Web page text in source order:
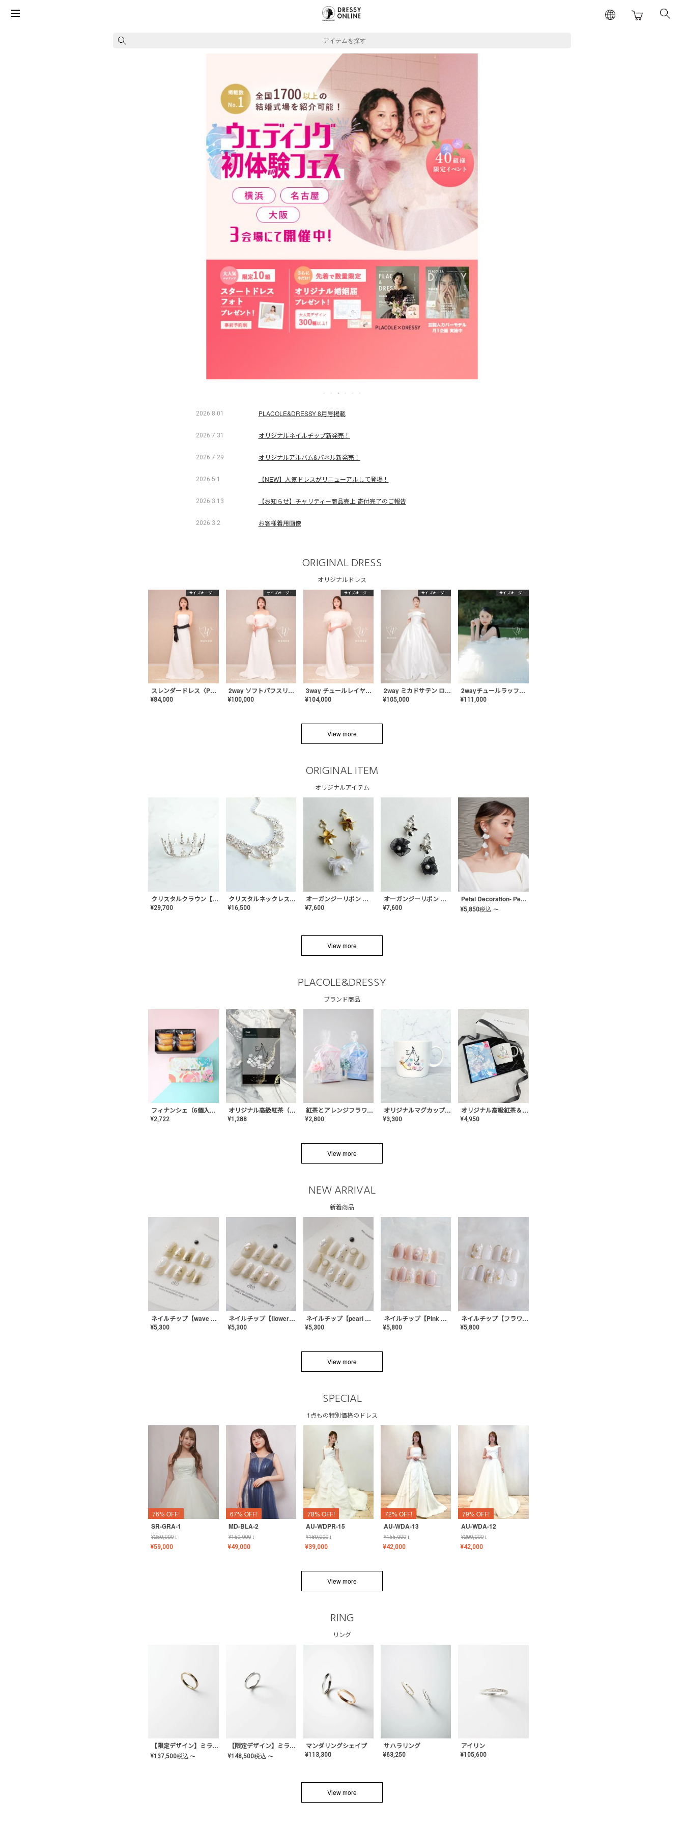
アイテムを探す
2026.8.01 PLACOLE&DRESSY 8月号掲載
2026.7.31 オリジナルネイルチップ新発売！
2026.7.29 オリジナルアルバム&パネル新発売！
2026.5.1 【NEW】人気ドレスがリニューアルして登場！
2026.3.13 【お知らせ】チャリティー商品売上 寄付完了のご報告
2026.3.2 お客様着用画像
ORIGINAL DRESS
オリジナルドレス
サイズオーダー
スレンダードレス〈PD-WDOR-2110〉
¥84,000
サイズオーダー
2way ソフトパフスリーブ スレンダードレス〈PD-WDOR-2112〉
¥100,000
サイズオーダー
3way チュールレイヤーオフショルダー スレンダードレス〈PD-WDOR-2111〉
¥104,000
サイズオーダー
2way ミカドサテン ロールカラードレス〈PD-WDOR-511〉
¥105,000
サイズオーダー
2wayチュールラッフルドレス〈PD-WDOR-341〉
¥111,000
View more
ORIGINAL ITEM
オリジナルアイテム
クリスタルクラウン【MA-COHD-01】韓国風クラウン/ウェディングクラウン/ティアラ
¥29,700
クリスタルネックレス-Lace【MA-CONL-02】
¥16,500
オーガンジーリボン バレリーナイヤリング&ピアス【White】〈PV-COER-12〉
¥7,600
オーガンジーリボン バレリーナイヤリング&ピアス【Black】〈PV-COER-11〉
¥7,600
Petal Decoration- Pearl【JA-COER-3】
¥5,850税込 〜
View more
PLACOLE&DRESSY
ブランド商品
フィナンシェ（6個入り）
¥2,722
オリジナル高級紅茶（TIME/タイム）【ギフト/プチギフト/プレゼント/内祝い/結婚式/オリジナル配合/高品質/ハーブティー/茶葉/記念日/お返し/手土産/美容/おしゃれ】
¥1,288
紅茶とアレンジフラワーのセット
¥2,800
オリジナルマグカップ【AT-TW-03】ギフトセット有/プレゼント/内祝い/結婚式/ペア/食器/テーブルウェア/記念日/お返し/特別/高級/おしゃれ
¥3,300
オリジナル高級紅茶＆マグカップ ギフト【AT-GF-02】ギフトセット/プレゼント/内祝い/結婚式/ハーブティー/高品質/マグカップ/食器/記念日/お返し/手土産/美容/おしゃれ
¥4,950
View more
NEW ARRIVAL
新着商品
ネイルチップ【wave mirror】AE-CONA-04
¥5,300
ネイルチップ【flower shell】AE-CONA-03
¥5,300
ネイルチップ【pearl bijou】AE-CONA-02
¥5,300
ネイルチップ【Pink Glow Nail】MK-CONA-04
¥5,800
ネイルチップ【フラワーシフォンネイル】MK-CONA-03
¥5,800
View more
SPECIAL
1点もの特別価格のドレス
76% OFF!
SR-GRA-1
¥250,000↓
¥59,000
67% OFF!
MD-BLA-2
¥150,000↓
¥49,000
78% OFF!
AU-WDPR-15
¥180,000↓
¥39,000
72% OFF!
AU-WDA-13
¥155,000↓
¥42,000
79% OFF!
AU-WDA-12
¥200,000↓
¥42,000
View more
RING
リング
【限定デザイン】ミライ(mill-ai)リング
¥137,500税込 〜
【限定デザイン】ミライ(mill-ai)リング
¥148,500税込 〜
マンダリングシェイプ
¥113,300
サハラリング
¥63,250
アイリン
¥105,600
View more